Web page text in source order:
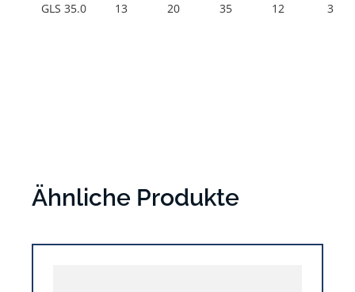
GLS 35.0
13 20 35 12 3
Ähnliche Produkte